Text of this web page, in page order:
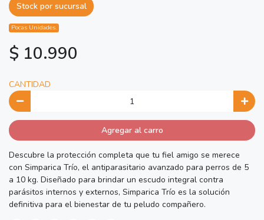
Stock por sucursal
Pocas Unidades.
$ 10.990
CANTIDAD
Agregar al carro
Descubre la protección completa que tu fiel amigo se merece
con Simparica Trío, el antiparasitario avanzado para perros de 5
a 10 kg. Diseñado para brindar un escudo integral contra
parásitos internos y externos, Simparica Trío es la solución
definitiva para el bienestar de tu peludo compañero.